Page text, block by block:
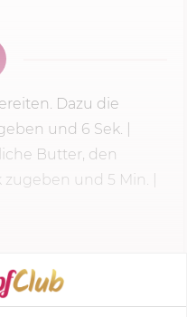
Dazu die
und 6 Sek.
Butter, den
zugeben und 5 Min.